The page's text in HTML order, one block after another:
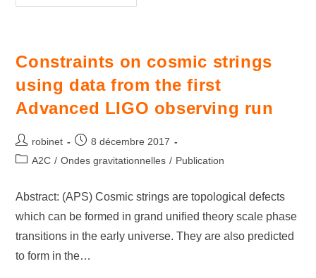
Constraints on cosmic strings
using data from the first
Advanced LIGO observing run
robinet
8 décembre 2017
A2C / Ondes gravitationnelles / Publication
Abstract: (APS) Cosmic strings are topological defects
which can be formed in grand unified theory scale phase
transitions in the early universe. They are also predicted
to form in the…